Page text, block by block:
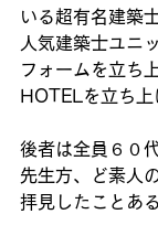
いる超有名建築
人気建築士ユニ
フォームを立ち
HOTELを立ち上
後者は全員６０
先生方、ど素人
拝見したことあ